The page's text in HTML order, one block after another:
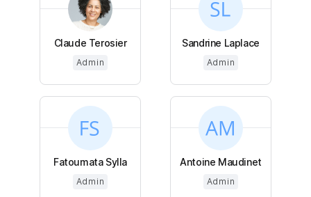
Claude Terosier
Admin
Sandrine Laplace
Admin
Fatoumata Sylla
Admin
Antoine Maudinet
Admin